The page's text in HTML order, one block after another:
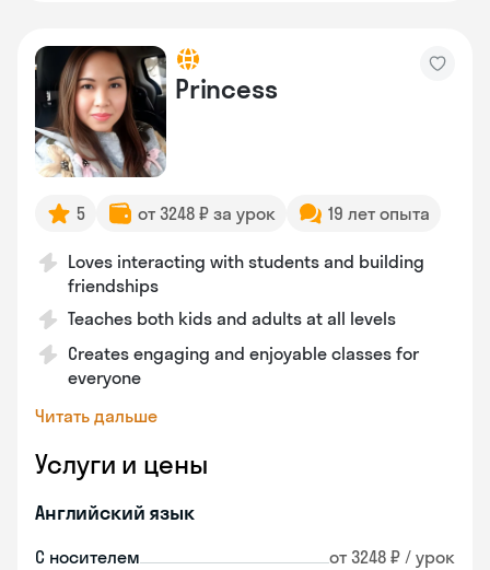
Princess
5 от 3248 ₽ за урок 19 лет опыта
Loves interacting with students and building
friendships
Teaches both kids and adults at all levels
Creates engaging and enjoyable classes for
everyone
Читать дальше
Услуги и цены
Английский язык
С носителем от 3248 ₽ / урок